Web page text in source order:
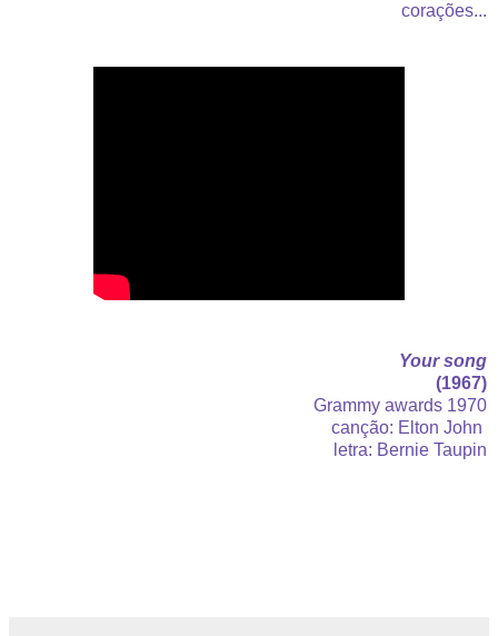
corações...
Your song
(1967)
Grammy awards 1970
canção: Elton John
letra: Bernie Taupin